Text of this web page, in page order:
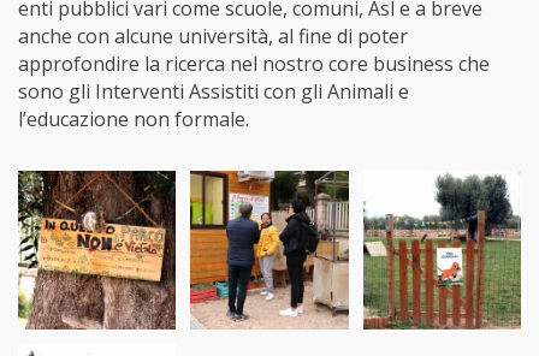
enti pubblici vari come scuole, comuni, Asl e a breve
anche con alcune università, al fine di poter
approfondire la ricerca nel nostro core business che
sono gli Interventi Assistiti con gli Animali e
l’educazione non formale.